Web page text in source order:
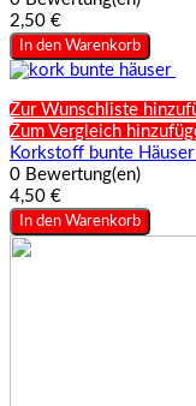
2,50 €
In den Warenkorb
Zur Wunschliste
Zum Vergleich
Korkstoff bunte
0 Bewertung(en)
4,50 €
In den Warenkorb